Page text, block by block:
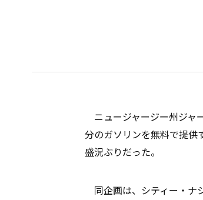
ニュージャージー州ジャ
分のガソリンを無料で提供
盛況ぶりだった。
同企画は、シティー・ナ